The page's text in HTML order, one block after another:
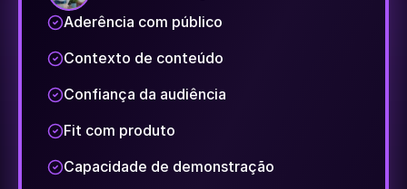
Aderência com público
Contexto de conteúdo
Confiança da audiência
Fit com produto
Capacidade de demonstração